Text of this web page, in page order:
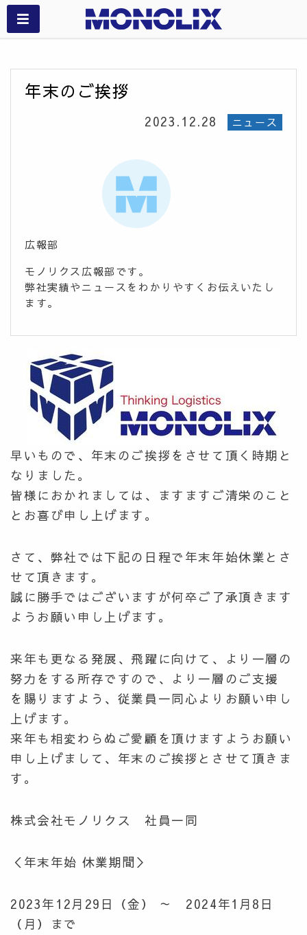
年末のご挨拶
2023.12.28 ニュース
広報部
モノリクス広報部です。
弊社実績やニュースをわかりやすくお伝えいたし
ます。
早いもので、年末のご挨拶をさせて頂く時期と
なりました。
皆様におかれましては、ますますご清栄のこと
とお喜び申し上げます。
さて、弊社では下記の日程で年末年始休業とさ
せて頂きます。
誠に勝手ではございますが何卒ご了承頂きます
ようお願い申し上げます。
来年も更なる発展、飛躍に向けて、より一層の
努力をする所存ですので、より一層のご支援
を賜りますよう、従業員一同心よりお願い申し
上げます。
来年も相変わらぬご愛顧を頂けますようお願い
申し上げまして、年末のご挨拶とさせて頂きま
す。
株式会社モノリクス 社員一同
＜年末年始 休業期間＞
2023年12月29日（金） ～ 2024年1月8日
（月）まで